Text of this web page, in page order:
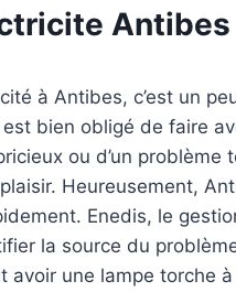
Antibes
à Antibes, c’est un
bien obligé de faire
ou d’un
Heureusement,
Enedis, le
la source du
avoir une lampe torche